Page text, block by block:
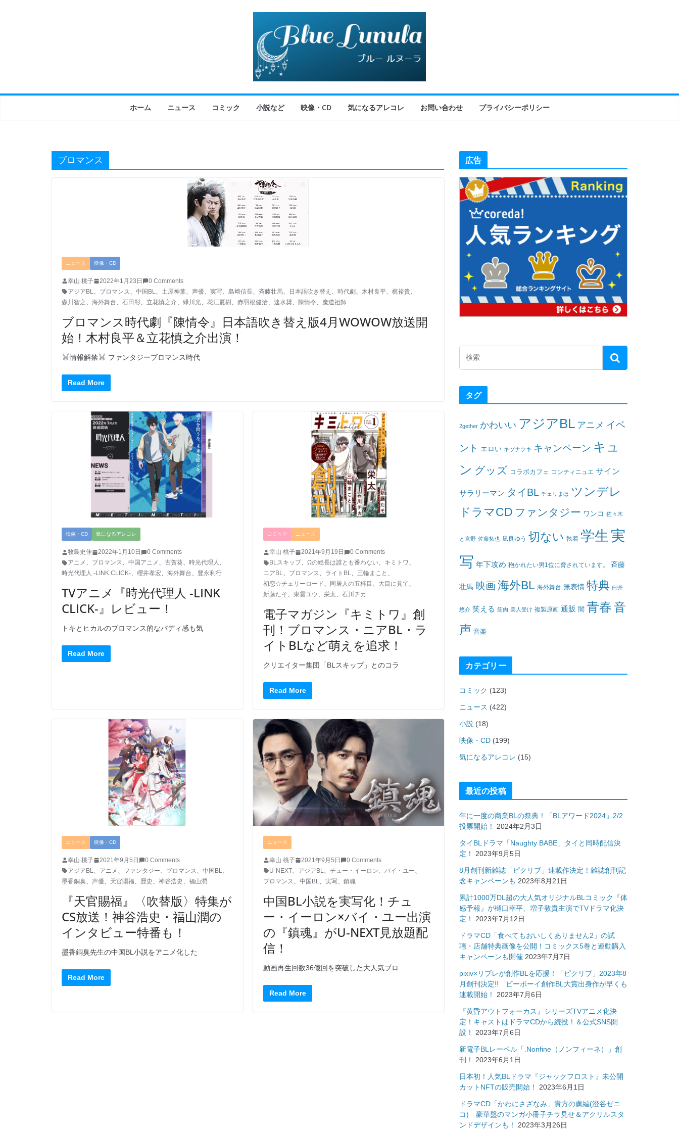
ホーム ニュース コミック 小説など 映像・CD 気になるアレコレ お問い合わせ プライバシーポリシー
ブロマンス
ニュース 映像・CD
幸山 桃子 2022年1月23日
0 Comments
アジアBL
ブロマンス 中国BL 土屋神葉 声優 実写 島﨑信長 斉藤壮馬 日本語吹き替え 時代劇 木村良平 梶裕貴
森川智之
海外舞台 石田彰 立花慎之介 緑川光 花江夏樹 赤羽根健治 速水奨 陳情令 魔道祖師
ブロマンス時代劇『陳情令』日本語吹き替え版4月WOWOW放送開
始！木村良平＆立花慎之介出演！
情報解禁 ファンタジーブロマンス時代
Read More
映像・CD 気になるアレコレ
牧島史佳 2022年1月10日
0 Comments
アニメ 、 ブロマンス、 中国アニメ 、 古賀葵、 時光代理人 、
時光代理人 -LINK CLICK-、 櫻井孝宏、 海外舞台、 豊永利行
TVアニメ『時光代理人 -LINK
CLICK-』レビュー！
トキとヒカルのブロマンス的なバディ感も気
Read More
コミック ニュース
幸山 桃子 2021年9月19日
0 Comments
BLスキップ、 Ωの総長は誰とも番わない、 キミトワ、
ニアBL、 ブロマンス、 ライトBL、 三輪まこと 、
初恋☆チェリーロード、 同居人の五杯目 、 大目に見て、
新藤たそ、 東雲ユウ、 栄太、 石川チカ
電子マガジン『キミトワ』創
刊！ブロマンス・ニアBL・ラ
イトBLなど萌えを追求！
クリエイター集団「BLスキップ」とのコラ
Read More
ニュース 映像・CD
幸山 桃子 2021年9月5日
0 Comments
アジアBL、 アニメ 、 ファンタジー、 ブロマンス、 中国BL、
墨香銅臭、 声優、 天官賜福、 歴史 、 神谷浩史 、 福山潤
『天官賜福』〈吹替版〉特集が
CS放送！神谷浩史・福山潤の
インタビュー特番も！
墨香銅臭先生の中国BL小説をアニメ化した
Read More
ニュース
幸山 桃子 2021年9月5日
0 Comments
U-NEXT、 アジアBL、 チュー・イーロン、 バイ・ユー、
ブロマンス、 中国BL、 実写、 鎮魂
中国BL小説を実写化！チュ
ー・イーロン×バイ・ユー出演
の『鎮魂』がU-NEXT見放題配
信！
動画再生回数36億回を突破した大人気ブロ
Read More
広告
タグ
2gether かわいい アジアBL アニメ イベ
ント エロい キヅナツキ キャンペーン キュ
ン グッズ コラボカフェ コンティニュエ サイン
サラリーマン タイBL チェリまほ ツンデレ
ドラマCD ファンタジー ワンコ 佐々木
と宮野 佐藤拓也 凪良ゆう 切ない 執着 学生 実
写 年下攻め 抱かれたい男1位に脅されています。 斉藤
壮馬 映画海外BL 海外舞台 無表情 特典 白井
悠介 笑える 筋肉 美人受け 複製原画 通販 闇 青春音
声 音楽
カテゴリー
コミック (123)
ニュース (422)
小説 (18)
映像・CD (199)
気になるアレコレ (15)
最近の投稿
年に一度の商業BLの祭典！「BLアワード2024」2/2
投票開始！
2024年2月3日
タイBLドラマ「Naughty BABE」タイと同時配信決
定！
2023年9月5日
8月創刊新雑誌「ピクリブ」連載作決定！雑誌創刊記
念キャンペーンも 2023年8月21日
累計1000万DL超の大人気オリジナルBLコミック『体
感予報』が樋口幸平、増子敦貴主演でTVドラマ化決
定！
2023年7月12日
ドラマCD「食べてもおいしくありません2」の試
聴・店舗特典画像を公開！コミックス5巻と連動購入
キャンペーンも開催 2023年7月7日
pixiv×リブレが創作BLを応援！「ピクリブ」2023年8
月創刊決定!! ビーボーイ創作BL大賞出身作が早くも
連載開始！
2023年7月6日
『黄昏アウトフォーカス』シリーズTVアニメ化決
定！キャストはドラマCDから続投！＆公式SNS開
設！
2023年7月6日
新電子BLレーベル「.Nonfine（ノンフィーネ）」創
刊！
2023年6月1日
日本初！人気BLドラマ『ジャックフロスト』未公開
カットNFTの販売開始！
2023年6月1日
ドラマCD「かわにさざなみ」貴方の虜編(澄谷ゼニ
コ) 豪華盤のマンガ小冊子チラ見せ＆アクリルスタ
ンドデザインも！
2023年3月26日